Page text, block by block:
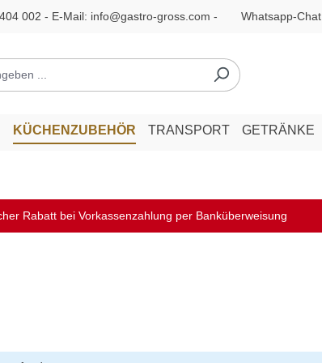
002 - E-Mail: info@gastro-gross.com - Whatsapp-Chat
KÜCHENZUBEHÖR TRANSPORT GETRÄNKE
Rabatt bei Vorkassenzahlung per Banküberweisung